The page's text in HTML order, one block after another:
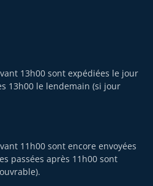
13h00 sont expédiées le jour
13h00 le lendemain (si jour
11h00 sont encore envoyées
passées après 11h00 sont